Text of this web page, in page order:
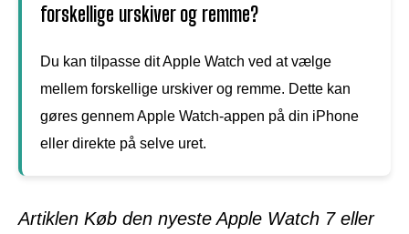
forskellige urskiver og remme?
Du kan tilpasse dit Apple Watch ved at vælge
mellem forskellige urskiver og remme. Dette kan
gøres gennem Apple Watch-appen på din iPhone
eller direkte på selve uret.
Artiklen Køb den nyeste Apple Watch 7 eller